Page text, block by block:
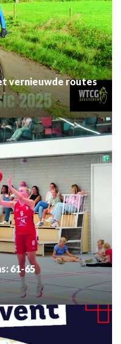
Vasser Heuvelen Classic met vernieuwde routes
61-65